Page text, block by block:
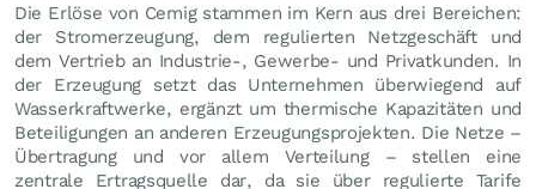
Die Erlöse von Cemig stammen im Kern aus drei Bereichen:
der Stromerzeugung, dem regulierten Netzgeschäft und
dem Vertrieb an Industrie-, Gewerbe- und Privatkunden. In
der Erzeugung setzt das Unternehmen überwiegend auf
Wasserkraftwerke, ergänzt um thermische Kapazitäten und
Beteiligungen an anderen Erzeugungsprojekten. Die Netze –
Übertragung und vor allem Verteilung – stellen eine
zentrale Ertragsquelle dar, da sie über regulierte Tarife